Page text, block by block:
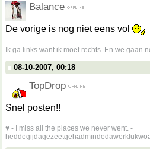
Balance
De vorige is nog niet eens vol
Ik ga links want ik moet rechts. En we gaan
08-10-2007, 00:18
TopDrop
Snel posten!!
♥ - I miss all the places we never went. -